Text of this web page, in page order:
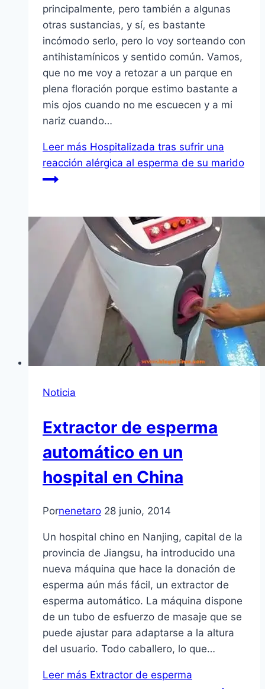
principalmente, pero también a algunas
otras sustancias, y sí, es bastante
incómodo serlo, pero lo voy sorteando con
antihistamínicos y sentido común. Vamos,
que no me voy a retozar a un parque en
plena floración porque estimo bastante a
mis ojos cuando no me escuecen y a mi
nariz cuando…
Leer más Hospitalizada tras sufrir una
reacción alérgica al esperma de su marido
Noticia
Extractor de esperma
automático en un
hospital en China
Pornenetaro 28 junio, 2014
Un hospital chino en Nanjing, capital de la
provincia de Jiangsu, ha introducido una
nueva máquina que hace la donación de
esperma aún más fácil, un extractor de
esperma automático. La máquina dispone
de un tubo de esfuerzo de masaje que se
puede ajustar para adaptarse a la altura
del usuario. Todo caballero, lo que…
Leer más Extractor de esperma